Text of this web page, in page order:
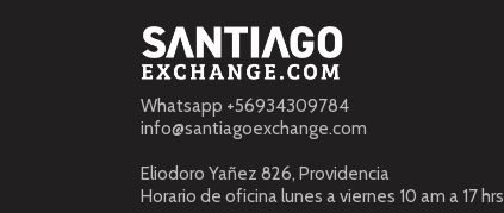
Whatsapp +56934309784
info@santiagoexchange.com
Eliodoro Yañez 826, Providencia
Horario de oficina lunes a viernes 10 am a 17 hrs